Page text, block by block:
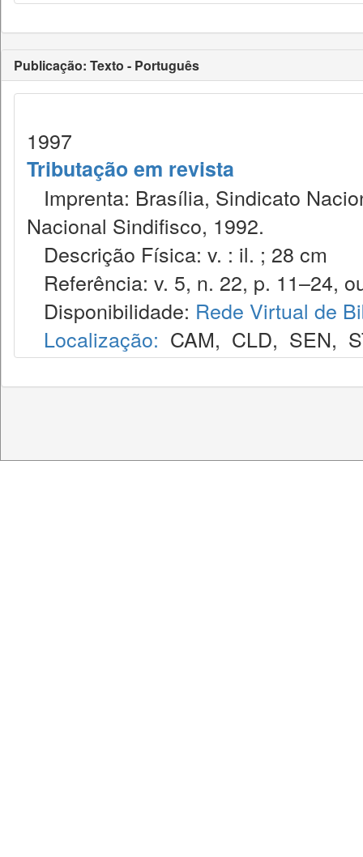
Publicação: Texto - Português
1997
Tributação em revista
Imprenta: Brasília, Sindicato
Nacional Sindifisco, 1992.
Descrição Física: v. : il. ; 28 cm
Referência: v. 5, n. 22, p. 11–24,
Disponibilidade: Rede Virtual de
Localização: CAM, CLD, SEN,